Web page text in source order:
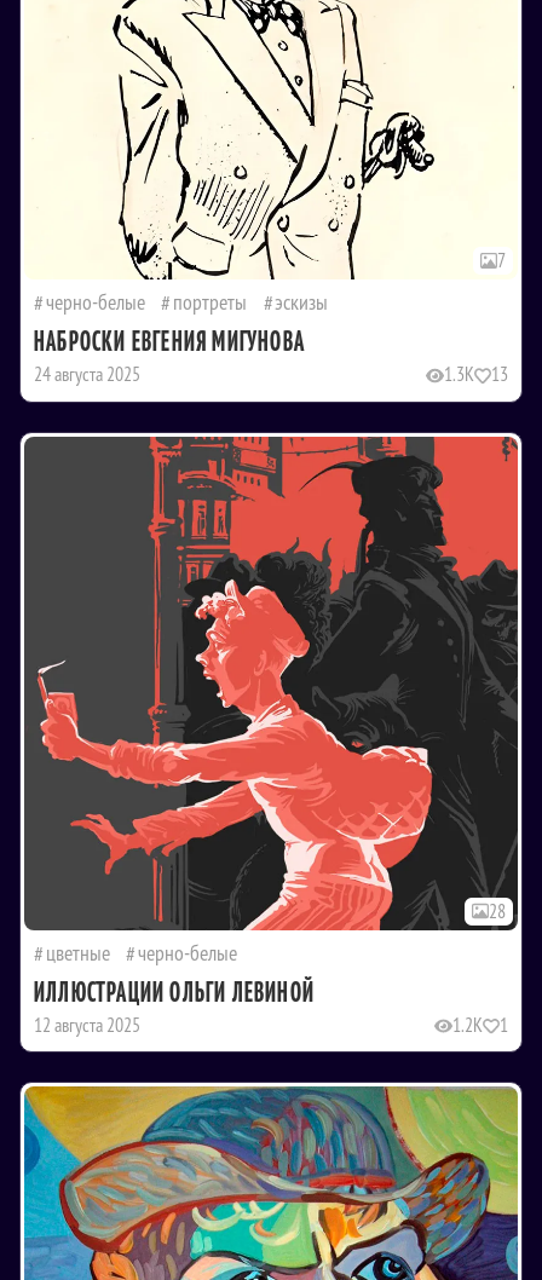
7
черно-белые портреты эскизы
НАБРОСКИ ЕВГЕНИЯ МИГУНОВА
24 августа 2025 1.3K 13
28
цветные черно-белые
ИЛЛЮСТРАЦИИ ОЛЬГИ ЛЕВИНОЙ
12 августа 2025 1.2K 1